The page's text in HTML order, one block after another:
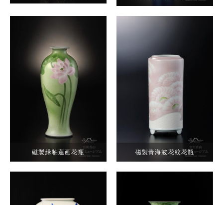
磁製緑釉蓮画花瓶 磁製青海波花紋花瓶